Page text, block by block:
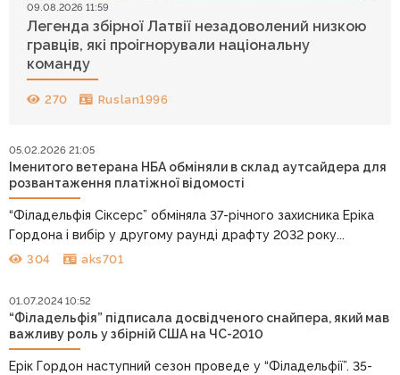
09.08.2026 11:59
Легенда збірної Латвії незадоволений низкою
гравців, які проігнорували національну
команду
270 Ruslan1996
05.02.2026 21:05
Іменитого ветерана НБА обміняли в склад аутсайдера для
розвантаження платіжної відомості
“Філадельфія Сіксерс” обміняла 37-річного захисника Еріка
Гордона і вибір у другому раунді драфту 2032 року...
304 aks701
01.07.2024 10:52
“Філадельфія” підписала досвідченого снайпера, який мав
важливу роль у збірній США на ЧС-2010
Ерік Гордон наступний сезон проведе у “Філадельфії”. 35-